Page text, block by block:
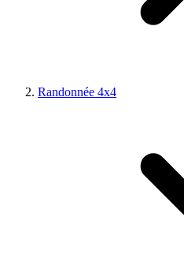
Randonnée 4x4